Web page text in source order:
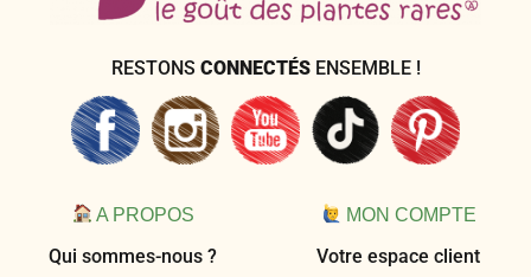
RESTONS CONNECTÉS ENSEMBLE !
A PROPOS
Qui sommes-nous ?
MON COMPTE
Votre espace client